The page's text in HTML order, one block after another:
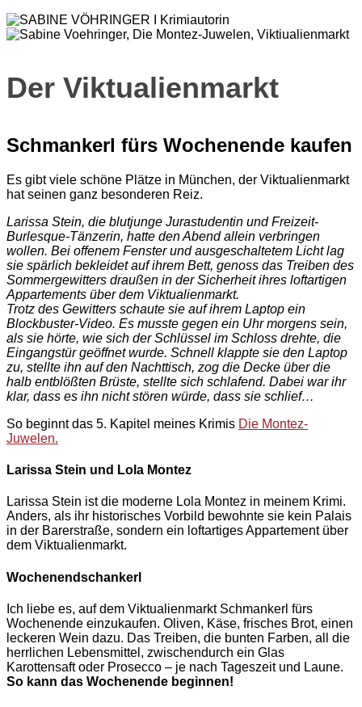
Der Viktualienmarkt
Schmankerl fürs Wochenende kaufen
Es gibt viele schöne Plätze in München, der Viktualienmarkt
hat seinen ganz besonderen Reiz.
Larissa Stein, die blutjunge Jurastudentin und Freizeit-
Burlesque-Tänzerin, hatte den Abend allein verbringen
wollen. Bei offenem Fenster und ausgeschaltetem Licht lag
sie spärlich bekleidet auf ihrem Bett, genoss das Treiben des
Sommergewitters draußen in der Sicherheit ihres loftartigen
Appartements über dem Viktualienmarkt.
Trotz des Gewitters schaute sie auf ihrem Laptop ein
Blockbuster-Video. Es musste gegen ein Uhr morgens sein,
als sie hörte, wie sich der Schlüssel im Schloss drehte, die
Eingangstür geöffnet wurde. Schnell klappte sie den Laptop
zu, stellte ihn auf den Nachttisch, zog die Decke über die
halb entblößten Brüste, stellte sich schlafend. Dabei war ihr
klar, dass es ihn nicht stören würde, dass sie schlief…
So beginnt das 5. Kapitel meines Krimis Die Montez-
Juwelen.
Larissa Stein und Lola Montez
Larissa Stein ist die moderne Lola Montez in meinem Krimi.
Anders, als ihr historisches Vorbild bewohnte sie kein Palais
in der Barerstraße, sondern ein loftartiges Appartement über
dem Viktualienmarkt.
Wochenendschankerl
Ich liebe es, auf dem Viktualienmarkt Schmankerl fürs
Wochenende einzukaufen. Oliven, Käse, frisches Brot, einen
leckeren Wein dazu. Das Treiben, die bunten Farben, all die
herrlichen Lebensmittel, zwischendurch ein Glas
Karottensaft oder Prosecco – je nach Tageszeit und Laune.
So kann das Wochenende beginnen!